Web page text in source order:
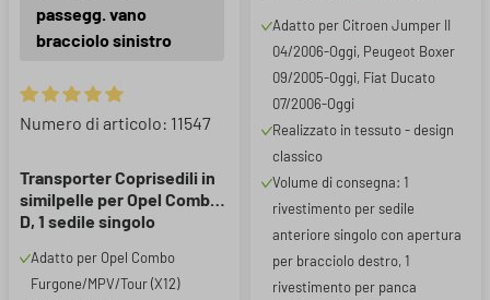
passegg. vano
bracciolo sinistro
Valutazione media di 5 su 5 stelle
Numero di articolo: 11547
Transporter Coprisedili in
similpelle per Opel Combo
D, 1 sedile singolo
(incavo del bracciolo a
sinistra)
Adatto per Opel Combo
Furgone/MPV/Tour (X12)
anteriore singolo (con
bracciolo)
Adatto per Citroen Jumper II
04/2006-Oggi, Peugeot Boxer
09/2005-Oggi, Fiat Ducato
07/2006-Oggi
Realizzato in tessuto - design
classico
Volume di consegna: 1
rivestimento per sedile
anteriore singolo con apertura
per bracciolo destro, 1
rivestimento per panca